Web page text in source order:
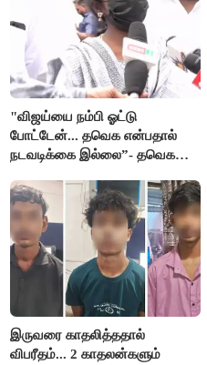
"விஜய்யை நம்பி ஓட்டு
போட்டேன்... தவெக என்பதால்
நடவடிக்கை இல்லை”- தவெக
கதறல்
இருவரை காதலித்ததால்
விபரீதம்... 2 காதலன்களும்